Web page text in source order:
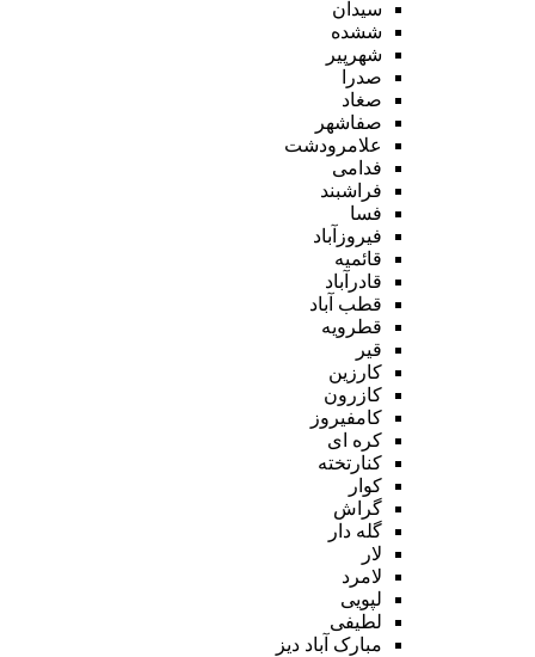
سیدان
ششده
شهرپیر
صدرا
صغاد
صفاشهر
علامرودشت
فدامی
فراشبند
فسا
فیروزآباد
قائمیه
قادرآباد
قطب آباد
قطرویه
قیر
کارزین
کازرون
کامفیروز
کره ای
کنارتخته
کوار
گراش
گله دار
لار
لامرد
لپویی
لطیفی
مبارک آباد دیز